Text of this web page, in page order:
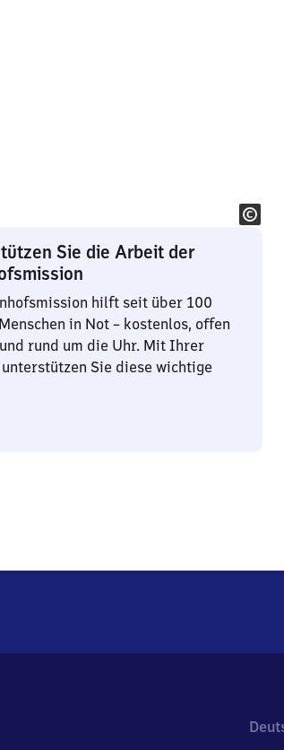
Sie die Arbeit der
hilft seit über 100
in Not – kostenlos, offen
rund um die Uhr. Mit Ihrer
Sie diese wichtige